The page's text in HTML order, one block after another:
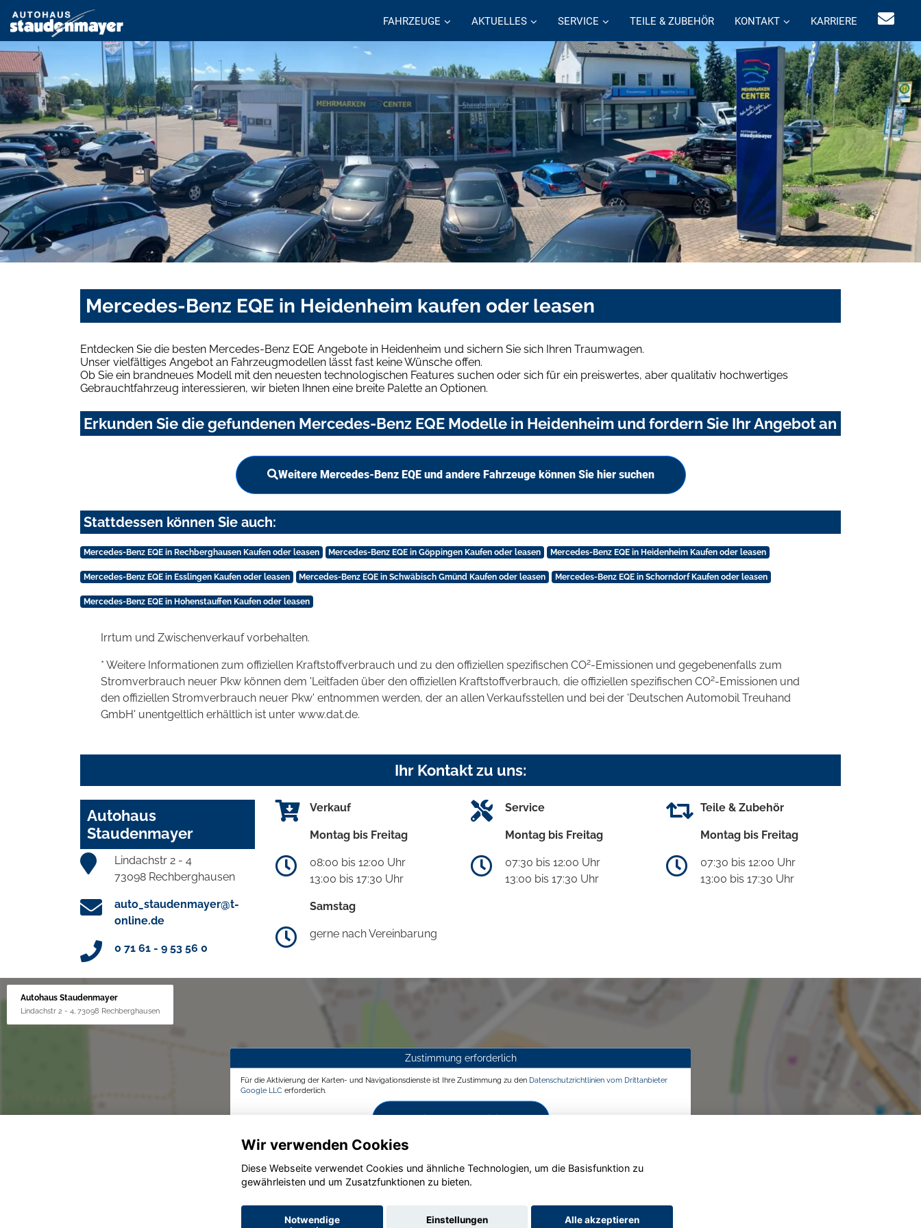
FAHRZEUGE AKTUELLES SERVICE TEILE & ZUBEHÖR KONTAKT KARRIERE
Mercedes-Benz EQE in Heidenheim kaufen oder leasen
Entdecken Sie die besten Mercedes-Benz EQE Angebote in Heidenheim und sichern Sie sich Ihren Traumwagen.
Unser vielfältiges Angebot an Fahrzeugmodellen lässt fast keine Wünsche offen.
Ob Sie ein brandneues Modell mit den neuesten technologischen Features suchen oder sich für ein preiswertes, aber qualitativ hochwertiges
Gebrauchtfahrzeug interessieren, wir bieten Ihnen eine breite Palette an Optionen.
Erkunden Sie die gefundenen Mercedes-Benz EQE Modelle in Heidenheim und fordern Sie Ihr Angebot an
Weitere Mercedes-Benz EQE und andere Fahrzeuge können Sie hier suchen
Stattdessen können Sie auch:
Mercedes-Benz EQE in Rechberghausen Kaufen oder leasen Mercedes-Benz EQE in Göppingen Kaufen oder leasen Mercedes-Benz EQE in Heidenheim Kaufen oder leasen
Mercedes-Benz EQE in Esslingen Kaufen oder leasen Mercedes-Benz EQE in Schwäbisch Gmünd Kaufen oder leasen Mercedes-Benz EQE in Schorndorf Kaufen oder leasen
Mercedes-Benz EQE in Hohenstauffen Kaufen oder leasen
Irrtum und Zwischenverkauf vorbehalten.
* Weitere Informationen zum offiziellen Kraftstoffverbrauch und zu den offiziellen spezifischen CO2-Emissionen und gegebenenfalls zum
Stromverbrauch neuer Pkw können dem 'Leitfaden über den offiziellen Kraftstoffverbrauch, die offiziellen spezifischen CO2-Emissionen und
den offiziellen Stromverbrauch neuer Pkw' entnommen werden, der an allen Verkaufsstellen und bei der 'Deutschen Automobil Treuhand
GmbH' unentgeltlich erhältlich ist unter www.dat.de.
Ihr Kontakt zu uns:
Autohaus
Staudenmayer
Lindachstr 2 - 4
73098 Rechberghausen
auto_staudenmayer@t-
online.de
0 71 61 - 9 53 56 0
Verkauf
Montag bis Freitag
08:00 bis 12:00 Uhr
13:00 bis 17:30 Uhr
Samstag
gerne nach Vereinbarung
Service
Montag bis Freitag
07:30 bis 12:00 Uhr
13:00 bis 17:30 Uhr
Teile & Zubehör
Montag bis Freitag
07:30 bis 12:00 Uhr
13:00 bis 17:30 Uhr
Autohaus Staudenmayer
Lindachstr 2 - 4, 73098 Rechberghausen
Zustimmung erforderlich
Für die Aktivierung der Karten- und Navigationsdienste ist Ihre Zustimmung zu den Datenschutzrichtlinien vom Drittanbieter
Google LLC erforderlich.
Zustimmen und aktivieren
Wir verwenden Cookies
Diese Webseite verwendet Cookies und ähnliche Technologien, um die Basisfunktion zu
gewährleisten und um Zusatzfunktionen zu bieten.
Notwendige
Einstellungen Alle akzeptieren